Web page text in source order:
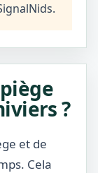
?
et de
Cela